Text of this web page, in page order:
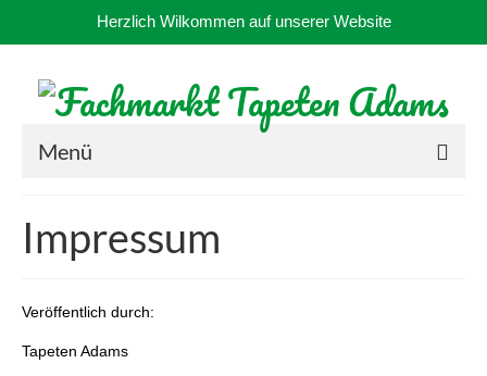
Herzlich Wilkommen auf unserer Website
Menü
Anfahrt
Kontakt
Impressum
Veröffentlich durch:
Tapeten Adams